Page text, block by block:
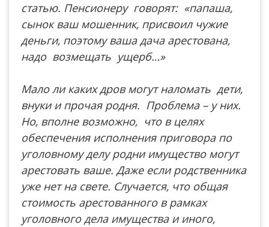
статью. Пенсионеру говорят: «папаша,
сынок ваш мошенник, присвоил чужие
деньги, поэтому ваша дача арестована,
надо возмещать ущерб…»
Мало ли каких дров могут наломать дети,
внуки и прочая родня. Проблема – у них.
Но, вполне возможно, что в целях
обеспечения исполнения приговора по
уголовному делу родни имущество могут
арестовать ваше. Даже если родственника
уже нет на свете. Случается, что общая
стоимость арестованного в рамках
уголовного дела имущества и иного,